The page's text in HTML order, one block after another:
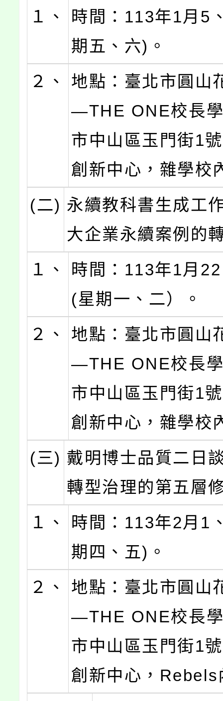
１、
時間：113年1月5
期五、六)。
２、
地點：臺北市圓山
—THE ONE校長
市中山區玉門街1
創新中心，雜學校
(二) 永續教科書生成工
大企業永續案例的
１、
時間：113年1月
(星期一、二）。
２、
地點：臺北市圓山
—THE ONE校長
市中山區玉門街1
創新中心，雜學校
(三) 戴明博士品質二日
轉型治理的第五層
１、
時間：113年2月1
期四、五)。
２、
地點：臺北市圓山
—THE ONE校長
市中山區玉門街1
創新中心，Rebels